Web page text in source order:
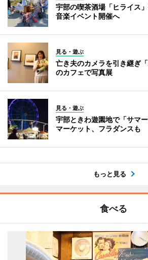
宇部の喫茶酒場「ヒライ
音楽イベント開催へ
見る・遊ぶ
亡き夫のカメラを引き継ぎ
のカフェで写真展
見る・遊ぶ
宇部ときわ遊園地で「サマ
マーケット、フラダンスも
もっと見る
食べる